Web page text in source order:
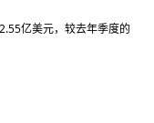
亿美元，较去年季度的